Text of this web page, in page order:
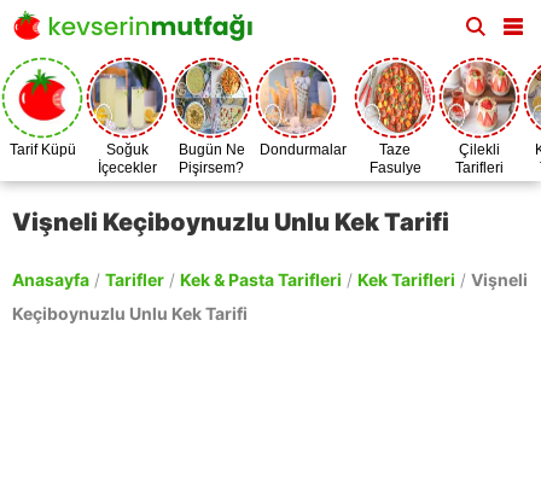
Tarif Küpü
Soğuk
İçecekler
Bugün Ne
Pişirsem?
Dondurmalar
Taze
Fasulye
Zamanı
Çilekli
Tarifleri
Vişneli Keçiboynuzlu Unlu Kek Tarifi
Anasayfa / Tarifler / Kek & Pasta Tarifleri / Kek Tarifleri / Vişneli
Keçiboynuzlu Unlu Kek Tarifi